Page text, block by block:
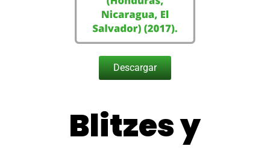
Descargar
Blitzes y